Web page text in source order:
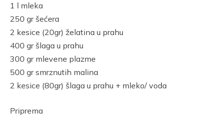
1 l mleka
250 gr šećera
2 kesice (20gr) želatina u prahu
400 gr šlaga u prahu
300 gr mlevene plazme
500 gr smrznutih malina
2 kesice (80gr) šlaga u prahu + mleko/ voda
Priprema